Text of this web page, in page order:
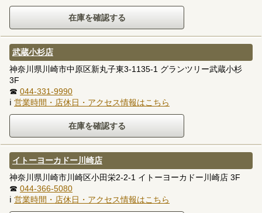
武蔵小杉店
神奈川県川崎市中原区新丸子東3-1135-1 グランツリー武蔵小杉
3F
☎ 044-331-9990
ℹ 営業時間・店休日・アクセス情報はこちら
イトーヨーカドー川崎店
神奈川県川崎市川崎区小田栄2-2-1 イトーヨーカドー川崎店 3F
☎ 044-366-5080
ℹ 営業時間・店休日・アクセス情報はこちら